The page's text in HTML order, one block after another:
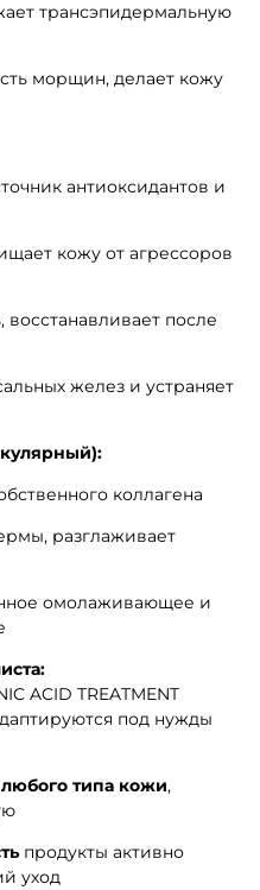
трансэпидермальную
морщин, делает кожу
антиоксидантов и
кожу от агрессоров
восстанавливает после
желез и устраняет
коллагена
разглаживает
омолаживающее и
ACID TREATMENT
под нужды
любого типа кожи,
продукты активно
уход